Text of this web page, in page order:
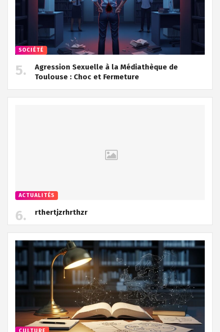
SOCIÉTÉ
Agression Sexuelle à la Médiathèque de
Toulouse : Choc et Fermeture
ACTUALITÉS
rthertjzrhrthzr
CULTURE